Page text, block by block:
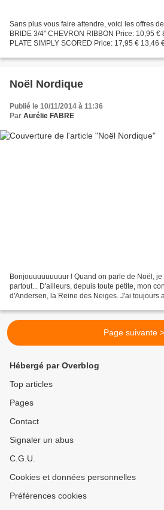
Sans plus vous faire attendre, voici les offres
BRIDE 3/4" CHEVRON RIBBON Price: 10,95
PLATE SIMPLY SCORED Price: 17,95 € 13,46
Noël Nordique
Publié le 10/11/2014 à 11:36
Par Aurélie FABRE
Bonjouuuuuuuuur ! Quand on parle de Noël,
partout... D'ailleurs, depuis toute petite, mon
d'Andersen, la Reine des Neiges. J'ai toujours
Page suivante >
Hébergé par Overblog
Top articles
Pages
Contact
Signaler un abus
C.G.U.
Cookies et données personnelles
Préférences cookies